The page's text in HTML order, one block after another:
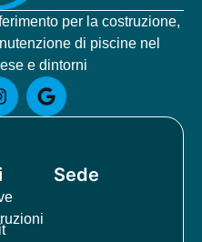
per la costruzione,
di piscine nel
e dintorni
Sede